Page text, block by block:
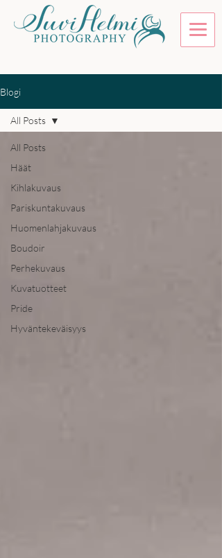
Blogi
All Posts
Häät
Kihlakuvaus
Pariskuntakuvaus
Huomenlahjakuvaus
Boudoir
Perhekuvaus
Kuvatuotteet
Pride
Hyväntekeväisyys
All Posts